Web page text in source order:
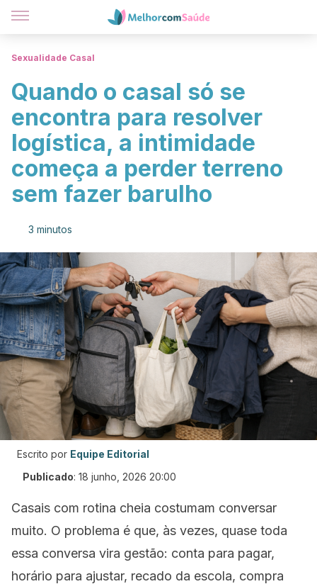
Sexualidade Casal
Quando o casal só se
encontra para resolver
logística, a intimidade
começa a perder terreno
sem fazer barulho
3 minutos
Escrito por Equipe Editorial
Publicado: 18 junho, 2026 20:00
Casais com rotina cheia costumam conversar
muito. O problema é que, às vezes, quase toda
essa conversa vira gestão: conta para pagar,
horário para ajustar, recado da escola, compra